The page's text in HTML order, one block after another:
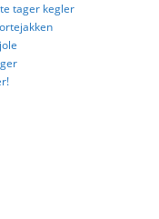
tager kegler